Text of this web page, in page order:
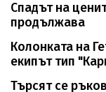
Спадът на
продължава
Колонката на
екипът тип
Търсят се